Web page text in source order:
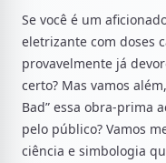
Se você é um
eletrizante com doses
provavelmente já
certo? Mas vamos
Bad” essa obra-prima
pelo público? Vamos
ciência e simbologia